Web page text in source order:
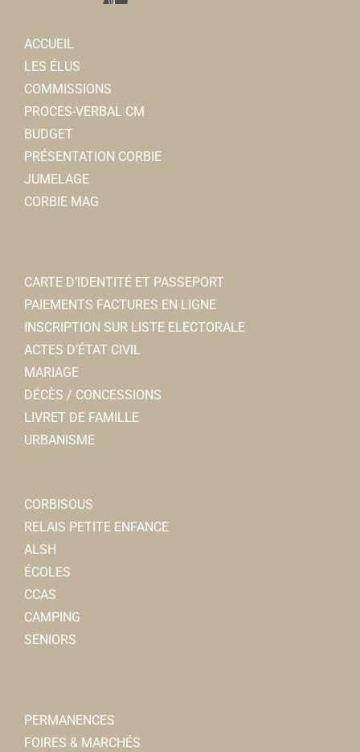
ACCUEIL
LES ÉLUS
COMMISSIONS
PROCES-VERBAL CM
BUDGET
PRÉSENTATION CORBIE
JUMELAGE
CORBIE MAG
CARTE D’IDENTITÉ ET PASSEPORT
PAIEMENTS FACTURES EN LIGNE
INSCRIPTION SUR LISTE ELECTORALE
ACTES D’ÉTAT CIVIL
MARIAGE
DÉCÈS / CONCESSIONS
LIVRET DE FAMILLE
URBANISME
CORBISOUS
RELAIS PETITE ENFANCE
ALSH
ÉCOLES
CCAS
CAMPING
SENIORS
PERMANENCES
FOIRES & MARCHÉS